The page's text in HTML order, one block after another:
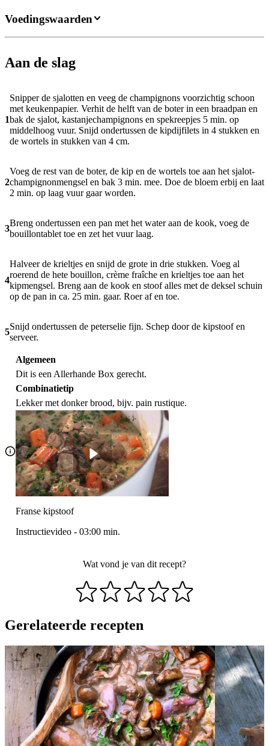
Aan de slag
1
Snipper de sjalotten en veeg de champignons voorzichtig schoon
met keukenpapier. Verhit de helft van de boter in een braadpan en
bak de sjalot, kastanjechampignons en spekreepjes 5 min. op
middelhoog vuur. Snijd ondertussen de kipdijfilets in 4 stukken en
de wortels in stukken van 4 cm.
2
Voeg de rest van de boter, de kip en de wortels toe aan het sjalot-
champignonmengsel en bak 3 min. mee. Doe de bloem erbij en laat
2 min. op laag vuur gaar worden.
3
Breng ondertussen een pan met het water aan de kook, voeg de
bouillontablet toe en zet het vuur laag.
4
Halveer de krieltjes en snijd de grote in drie stukken. Voeg al
roerend de hete bouillon, crème fraîche en krieltjes toe aan het
kipmengsel. Breng aan de kook en stoof alles met de deksel schuin
op de pan in ca. 25 min. gaar. Roer af en toe.
5
Snijd ondertussen de peterselie fijn. Schep door de kipstoof en
serveer.
Algemeen
Dit is een Allerhande Box gerecht.
Combinatietip
Lekker met donker brood, bijv. pain rustique.
Franse kipstoof
Instructievideo - 03:00 min.
Wat vond je van dit recept?
Voedingswaarden
Gerelateerde recepten